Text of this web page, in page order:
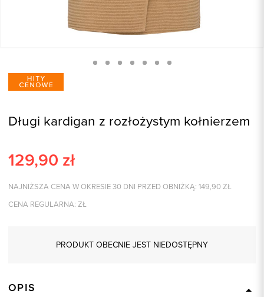
Długi kardigan z rozłożystym kołnierzem
129,90 zł
NAJNIŻSZA CENA W OKRESIE 30 DNI PRZED OBNIŻKĄ: 149,90 ZŁ
CENA REGULARNA: ZŁ
PRODUKT OBECNIE JEST NIEDOSTĘPNY
OPIS